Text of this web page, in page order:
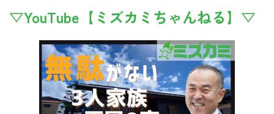
▽YouTube【ミズカミちゃんねる】▽